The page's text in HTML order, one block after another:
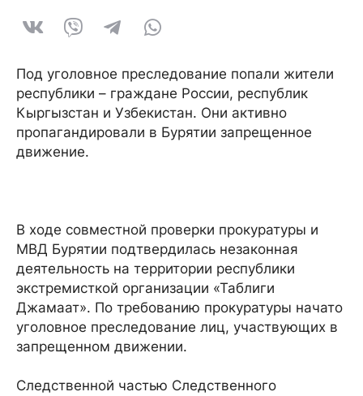
Под уголовное преследование попали жители
республики – граждане России, республик
Кыргызстан и Узбекистан. Они активно
пропагандировали в Бурятии запрещенное
движение.
В ходе совместной проверки прокуратуры и
МВД Бурятии подтвердилась незаконная
деятельность на территории республики
экстремисткой организации «Таблиги
Джамаат». По требованию прокуратуры начато
уголовное преследование лиц, участвующих в
запрещенном движении.
Следственной частью Следственного